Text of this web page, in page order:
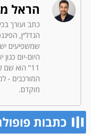
הראל
הנדל״ן,
שמשפיעים
היום-יום
11" הוא
המורכבים -
מוקדם.
כתבות